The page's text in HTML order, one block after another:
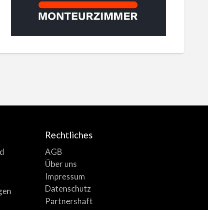
Rechtliches
AGB
Über uns
Impressum
Datenschutz
Partnershaft